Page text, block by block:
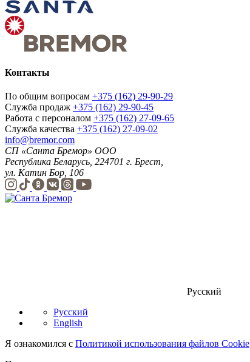
Контакты
По общим вопросам +375 (162) 29-90-29
Служба продаж +375 (162) 29-90-45
Работа с персоналом +375 (162) 27-09-65
Служба качества +375 (162) 27-09-02
info@bremor.com
СП «Санта Бремор» ООО
Республика Беларусь, 224701 г. Брест,
ул. Катин Бор, 106
Русский
Русский
English
Я ознакомился с Политикой использования файлов Cookie